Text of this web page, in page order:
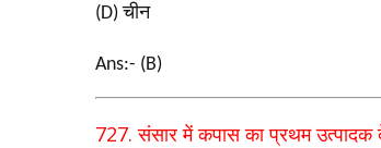
(D)चीन
Ans:- (B)
727.संसार में कपास का प्रथम उत्पादक